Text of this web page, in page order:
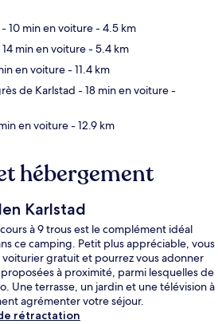
- 10 min en voiture- 4.5 km
min en voiture- 5.4 km
en voiture- 11.4 km
de Karlstad - 18 min en voiture-
en voiture- 12.9 km
hébergement
Karlstad
à 9 trous est le complément idéal
ce camping. Petit plus appréciable, vous
gratuit et pourrez vous adonner
à proximité, parmi lesquelles de
Une terrasse, un jardin et une télévision à
agrémenter votre séjour.
rétractation